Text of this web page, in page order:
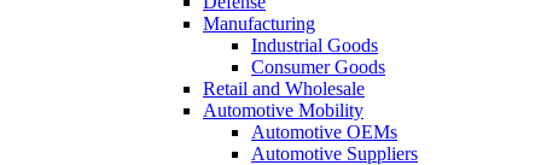
Manufacturing
Industrial Goods
Consumer Goods
Retail and Wholesale
Automotive Mobility
Automotive OEMs
Automotive Suppliers